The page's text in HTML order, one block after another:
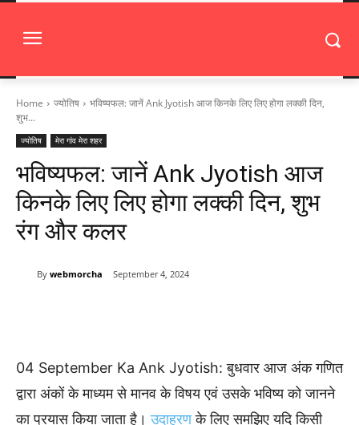
Home ज्योतिष
भविष्यफल: जानें Ank Jyotish आज किनके लिए लिए होगा लक्की दिन,
शुभ...
ज्योतिष मेरा गांव मेरा शहर
भविष्यफल: जानें Ank Jyotish आज
किनके लिए लिए होगा लक्की दिन, शुभ
रंग और कलर
By webmorcha September 4, 2024
04 September Ka Ank Jyotish: बुधवार आज अंक गणित
द्वारा अंकों के माध्यम से मानव के विषय एवं उसके भविष्य को जानने
का प्रयास किया जाता है।उदाहरणके लिए समझिए यदि किसी